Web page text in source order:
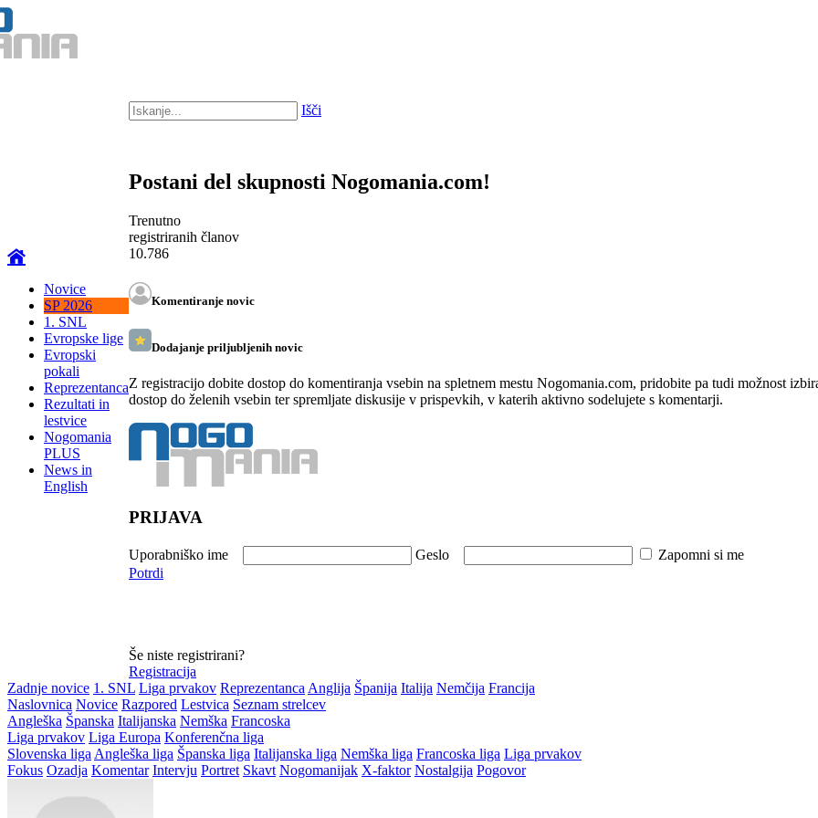
Novice
SP 2026
1. SNL
Evropske lige
Evropski
pokali
Reprezentanca
Rezultati in
lestvice
Nogomania
PLUS
News in
English
Išči
Postani del skupnosti Nogomania.com!
Trenutno
registriranih članov
10.786
Komentiranje novic
Dodajanje priljubljenih novic
Z registracijo dobite dostop do komentiranja vsebin na spletnem mestu Nogomania.com, pridobite pa tudi možnost
dostop do želenih vsebin ter spremljate diskusije v prispevkih, v katerih aktivno sodelujete s komentarji.
PRIJAVA
Uporabniško ime Geslo Zapomni si me
Potrdi
Še niste registrirani?
Registracija
Zadnje novice 1. SNL Liga prvakov Reprezentanca Anglija Španija Italija Nemčija Francija
Naslovnica Novice Razpored Lestvica Seznam strelcev
Angleška Španska Italijanska Nemška Francoska
Liga prvakov Liga Europa Konferenčna liga
Slovenska liga Angleška liga Španska liga Italijanska liga Nemška liga Francoska liga Liga prvakov
Fokus Ozadja Komentar Intervju Portret Skavt Nogomanijak X-faktor Nostalgija Pogovor